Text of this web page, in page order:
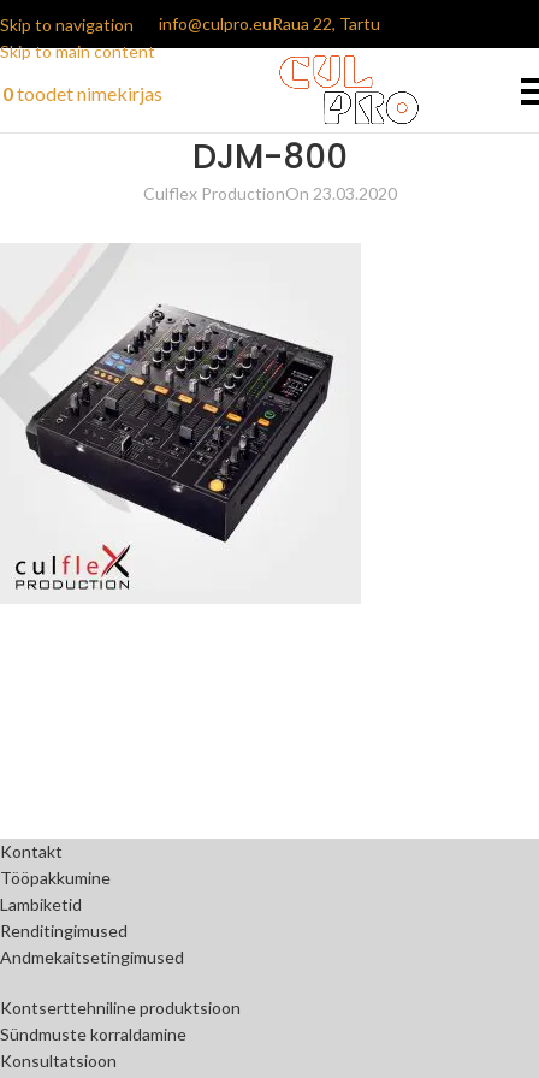
Skip to navigation
Skip to main content
info@culpro.euRaua 22, Tartu
0toodetnimekirjas
DJM-800
Culflex ProductionOn 23.03.2020
Kontakt
Tööpakkumine
Lambiketid
Renditingimused
Andmekaitsetingimused
Kontserttehniline produktsioon
Sündmuste korraldamine
Konsultatsioon